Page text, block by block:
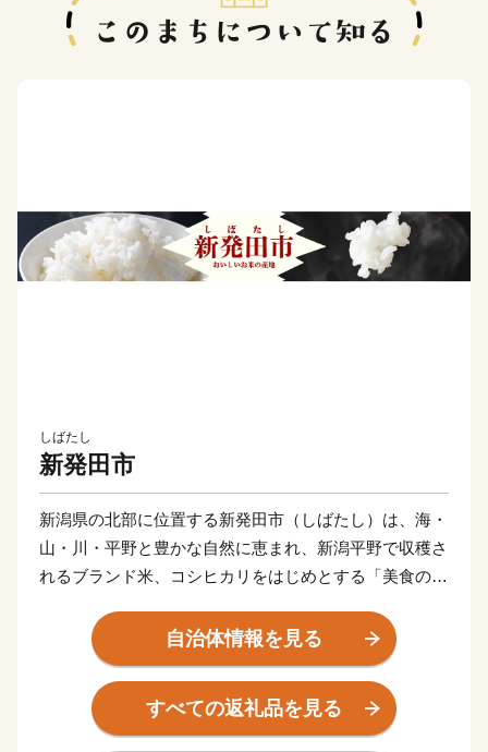
しばたし
新発田市
新潟県の北部に位置する新発田市（しばたし）は、海・
山・川・平野と豊かな自然に恵まれ、新潟平野で収穫さ
れるブランド米、コシヒカリをはじめとする「美食の
三階櫓という新発田のシンボル新発田城のある城下町で
もあります。歴史と文化が漂うまちをお愉しみいただい
た後は、全国でもトップクラスの硫黄成分含有量を誇る
名湯『月岡温泉』で、エメラルドグリーンに輝くお湯を
自治体情報を見る
すべての返礼品を見る